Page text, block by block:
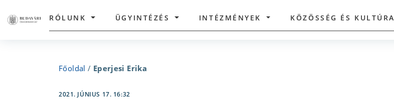
RÓLUNK ÜGYINTÉZÉS INTÉZMÉNYEK KÖZÖSSÉG ÉS KULTÚRA
Főoldal / Eperjesi Erika
2021. JÚNIUS 17. 16:32